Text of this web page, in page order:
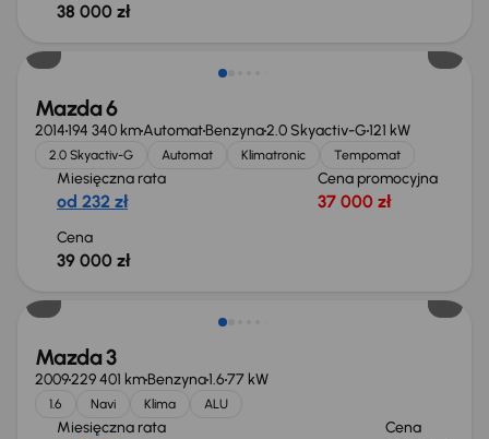
38 000 zł
Mazda 6
2014194 340 kmAutomatBenzyna2.0 Skyactiv-G121 kW
2.0 Skyactiv-G Automat Klimatronic Tempomat
Miesięczna rata
od 232 zł
Cena promocyjna
37 000 zł
Cena
39 000 zł
Mazda 3
2009229 401 kmBenzyna1.677 kW
1.6 Navi Klima ALU
Miesięczna rata Cena